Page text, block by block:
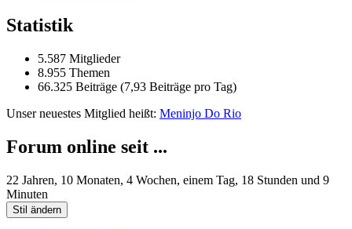
Statistik
5.587 Mitglieder
8.955 Themen
66.325 Beiträge (7,93 Beiträge pro Tag)
Unser neuestes Mitglied heißt: Meninjo Do Rio
Forum online seit ...
22 Jahren, 10 Monaten, 4 Wochen, einem Tag, 18 Stunden und 9
Minuten
Stil ändern